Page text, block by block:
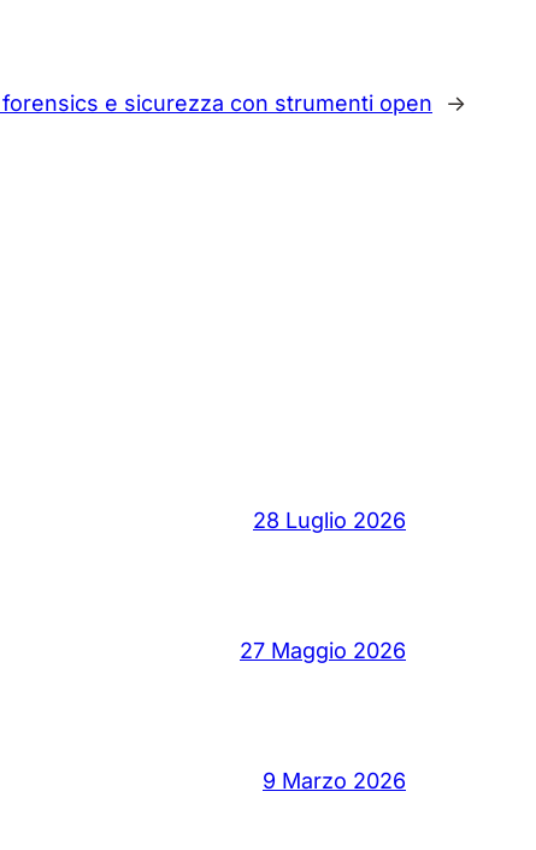
e sicurezza con strumenti open →
28 Luglio 2026
27 Maggio 2026
9 Marzo 2026